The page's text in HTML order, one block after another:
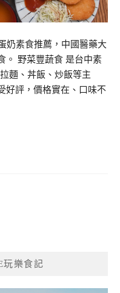
奶素食推薦，中國醫藥大
。 野菜豐蔬食 是台中素
麵、丼飯、炒飯等主
好評，價格實在、口味不
樂食記